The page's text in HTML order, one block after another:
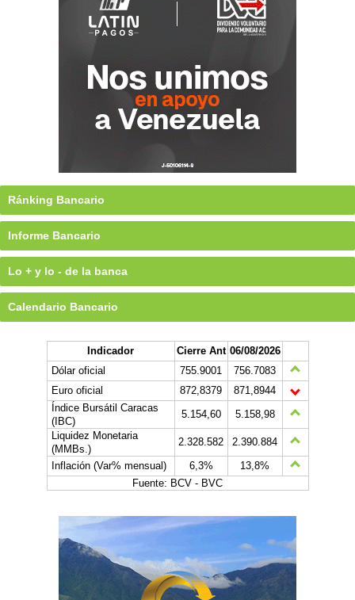
Ránking Bancario
Informe Bancario
Lo + y lo - de la banca
Calendario Bancario
Indicador Cierre Ant 06/08/2026
Dólar oficial
755.9001
756.7083
Euro oficial
872,8379
871,8944
Índice Bursátil Caracas
(IBC)
5.154,60
5.158,98
Liquidez Monetaria
(MMBs.)
2.328.582
2.390.884
Inflación (Var% mensual)
6,3%
13,8%
Fuente: BCV - BVC